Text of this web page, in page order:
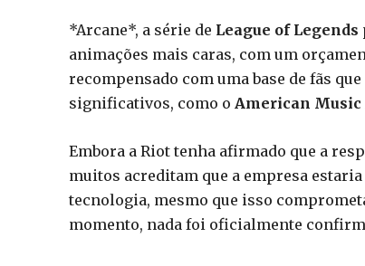
*Arcane*, a série de League of Legends
animações mais caras, com um
recompensado com uma base de fãs
significativos, como o American Music
Embora a Riot tenha afirmado que a
muitos acreditam que a empresa
tecnologia, mesmo que isso
momento, nada foi oficialmente